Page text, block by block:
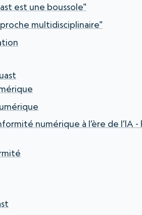
est une boussole"
multidisciplinaire"
numérique à l’ère de l’IA -